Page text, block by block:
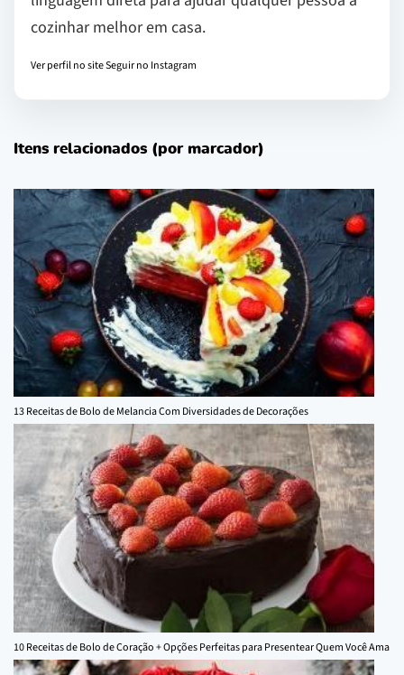
cozinhar melhor em casa.
Ver perfil no siteSeguir no Instagram
Itens relacionados (por marcador)
13 Receitas de Bolo de Melancia Com Diversidades de Decorações
10 Receitas de Bolo de Coração + Opções Perfeitas para Presentear Quem Você Ama